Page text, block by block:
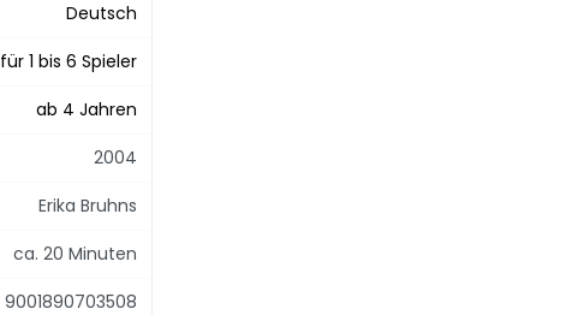
Deutsch
für 1 bis 6 Spieler
ab 4 Jahren
2004
Erika Bruhns
ca. 20 Minuten
9001890703508